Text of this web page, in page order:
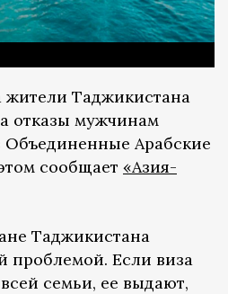
жители Таджикистана
отказы мужчинам
Объединенные Арабские
сообщает «Азия-
Таджикистана
проблемой. Если виза
семьи, ее выдают,